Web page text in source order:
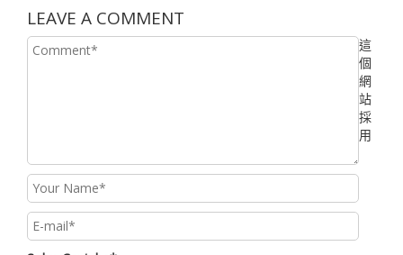
LEAVE A COMMENT
這
個
網
站
採
用